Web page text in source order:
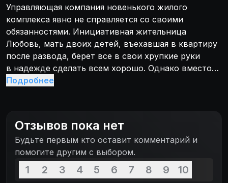
Управляющая компания новенького жилого
комплекса явно не справляется со своими
обязанностями. Инициативная жительница
Любовь, мать двоих детей, въехавшая в квартиру
после развода, берет все в свои хрупкие руки
в надежде сделать всем хорошо. Однако вместо
поддержки или благодарности жильцов ЖК,
не только в ее телефоне, но и целиком,
и полностью в ее жизни.
Подробнее
Отзывов пока нет
Будьте первым кто оставит комментарий и
помогите другим с выбором.
1 2 3 4 5 6 7 8 9 10